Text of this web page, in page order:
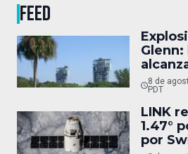
FEED
8 de
PDT
LINK
1.47°
por